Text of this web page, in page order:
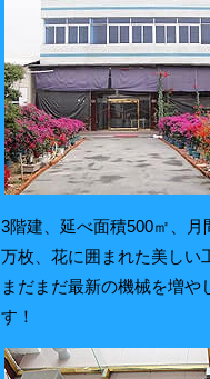
3階建、延べ面積500㎡、月
万枚、花に囲まれた美しい
まだまだ最新の機械を増や
す！